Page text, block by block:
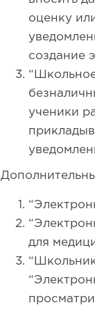
оценку
создание
ученики
для